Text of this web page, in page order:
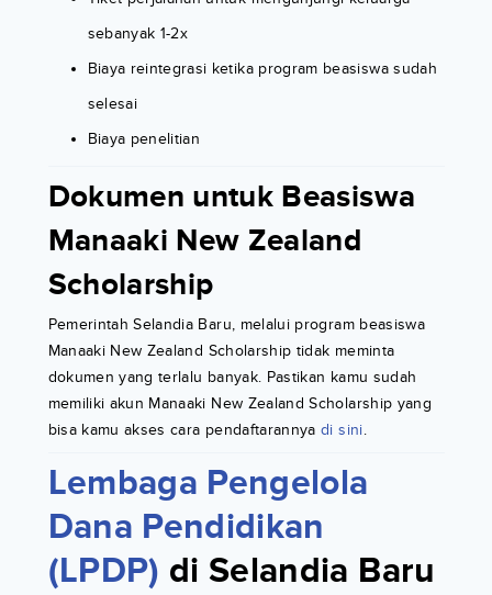
sebanyak 1-2x
Biaya reintegrasi ketika program beasiswa sudah
selesai
Biaya penelitian
Dokumen untuk Beasiswa
Manaaki New Zealand
Scholarship
Pemerintah Selandia Baru, melalui program beasiswa
Manaaki New Zealand Scholarship tidak meminta
dokumen yang terlalu banyak. Pastikan kamu sudah
memiliki akun Manaaki New Zealand Scholarship yang
bisa kamu akses cara pendaftarannyadi sini.
Lembaga Pengelola
Dana Pendidikan
(LPDP) di Selandia Baru